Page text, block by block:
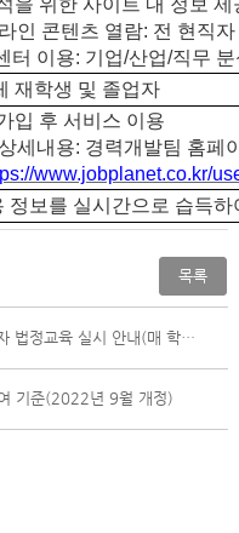
을 위한 사이트 내 정보 제
인 콘텐츠 열람: 전 현직
터 이용: 기업/산업/직무
재학생 및 졸업자
입 후 서비스 이용
세내용: 경력개발팀 홈페
www.jobplanet.co.kr/
정보를 실시간으로 습득
목록
교육 실시 안내(매 학기 시행)
기준(2022년 9월 개정)